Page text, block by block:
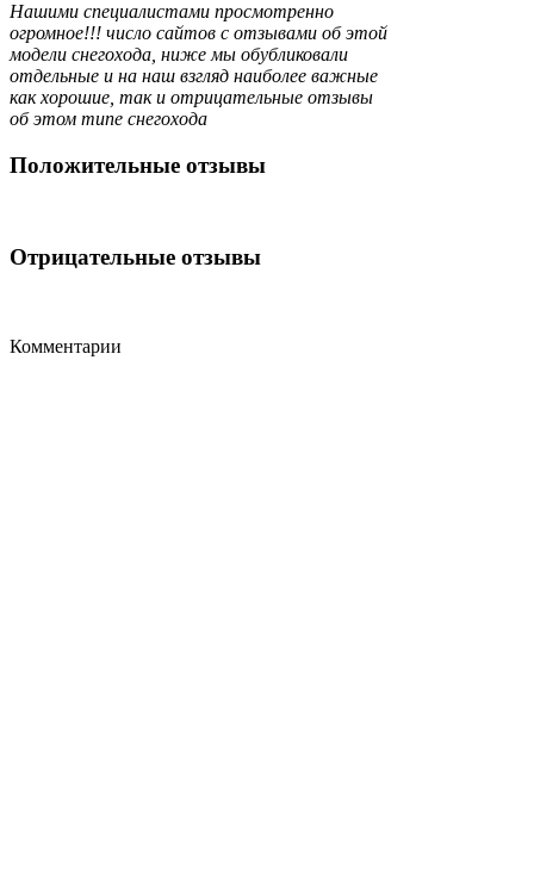
Нашими специалистами просмотренно
огромное!!! число сайтов с отзывами об этой
модели снегохода, ниже мы обубликовали
отдельные и на наш взгляд наиболее важные
как хорошие, так и отрицательные отзывы
об этом типе снегохода
Положительные отзывы
Отрицательные отзывы
Комментарии